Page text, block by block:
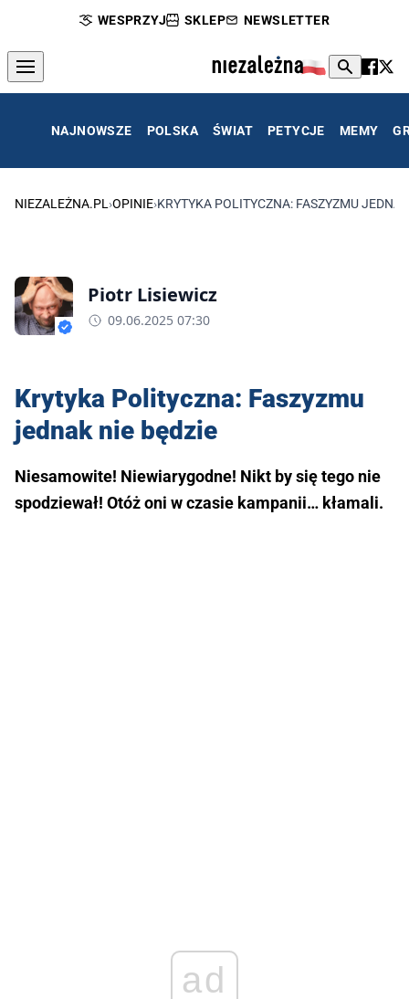
WESPRZYJ SKLEP NEWSLETTER
NAJNOWSZE POLSKA ŚWIAT PETYCJE MEMY
NIEZALEŻNA.PL ›OPINIE›KRYTYKA POLITYCZNA: FASZYZMU
Piotr Lisiewicz
09.06.2025 07:30
Krytyka Polityczna: Faszyzmu
jednak nie będzie
Niesamowite! Niewiarygodne! Nikt by się tego nie
spodziewał! Otóż oni w czasie kampanii… kłamali.
ad